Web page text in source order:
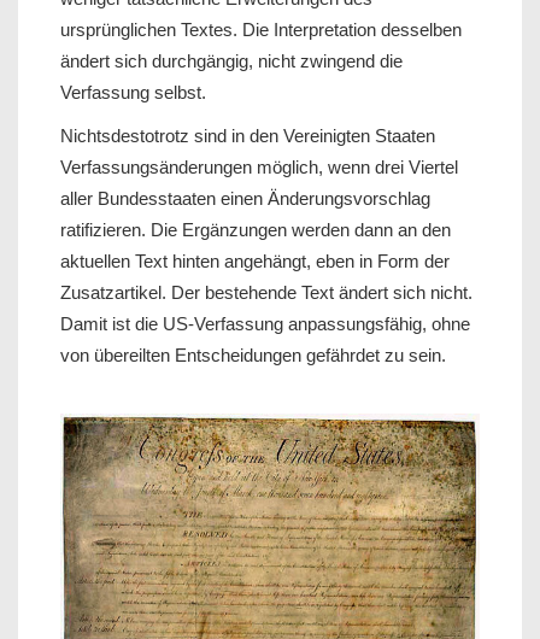
ursprünglichen Textes. Die Interpretation desselben
ändert sich durchgängig, nicht zwingend die
Verfassung selbst.
Nichtsdestotrotz sind in den Vereinigten Staaten
Verfassungsänderungen möglich, wenn drei Viertel
aller Bundesstaaten einen Änderungsvorschlag
ratifizieren. Die Ergänzungen werden dann an den
aktuellen Text hinten angehängt, eben in Form der
Zusatzartikel. Der bestehende Text ändert sich nicht.
Damit ist die US-Verfassung anpassungsfähig, ohne
von übereilten Entscheidungen gefährdet zu sein.